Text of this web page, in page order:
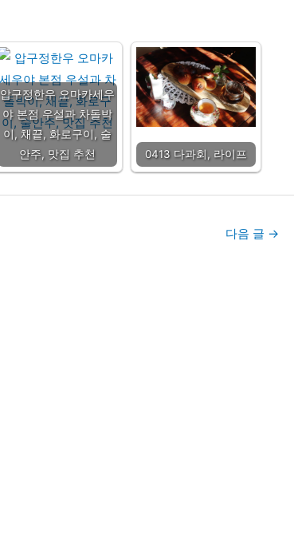
압구정한우 오마카세우
야 본점 우설과 차돌박
이, 채끝, 화로구이, 술
안주, 맛집 추천
0413 다과회, 라이프
다음 글 →